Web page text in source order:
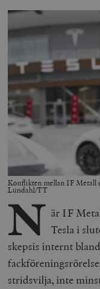
Konflikten mellan IF Metall
Lundahl/TT
N är IF
Tesla i
skepsis internt
stridsvilja, inte